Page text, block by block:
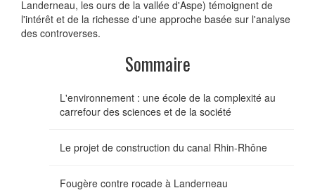
Landerneau, les ours de la vallée d'Aspe) témoignent de
l'intérêt et de la richesse d'une approche basée sur l'analyse
des controverses.
Sommaire
L'environnement : une école de la complexité au
carrefour des sciences et de la société
Le projet de construction du canal Rhin-Rhône
Fougère contre rocade à Landerneau